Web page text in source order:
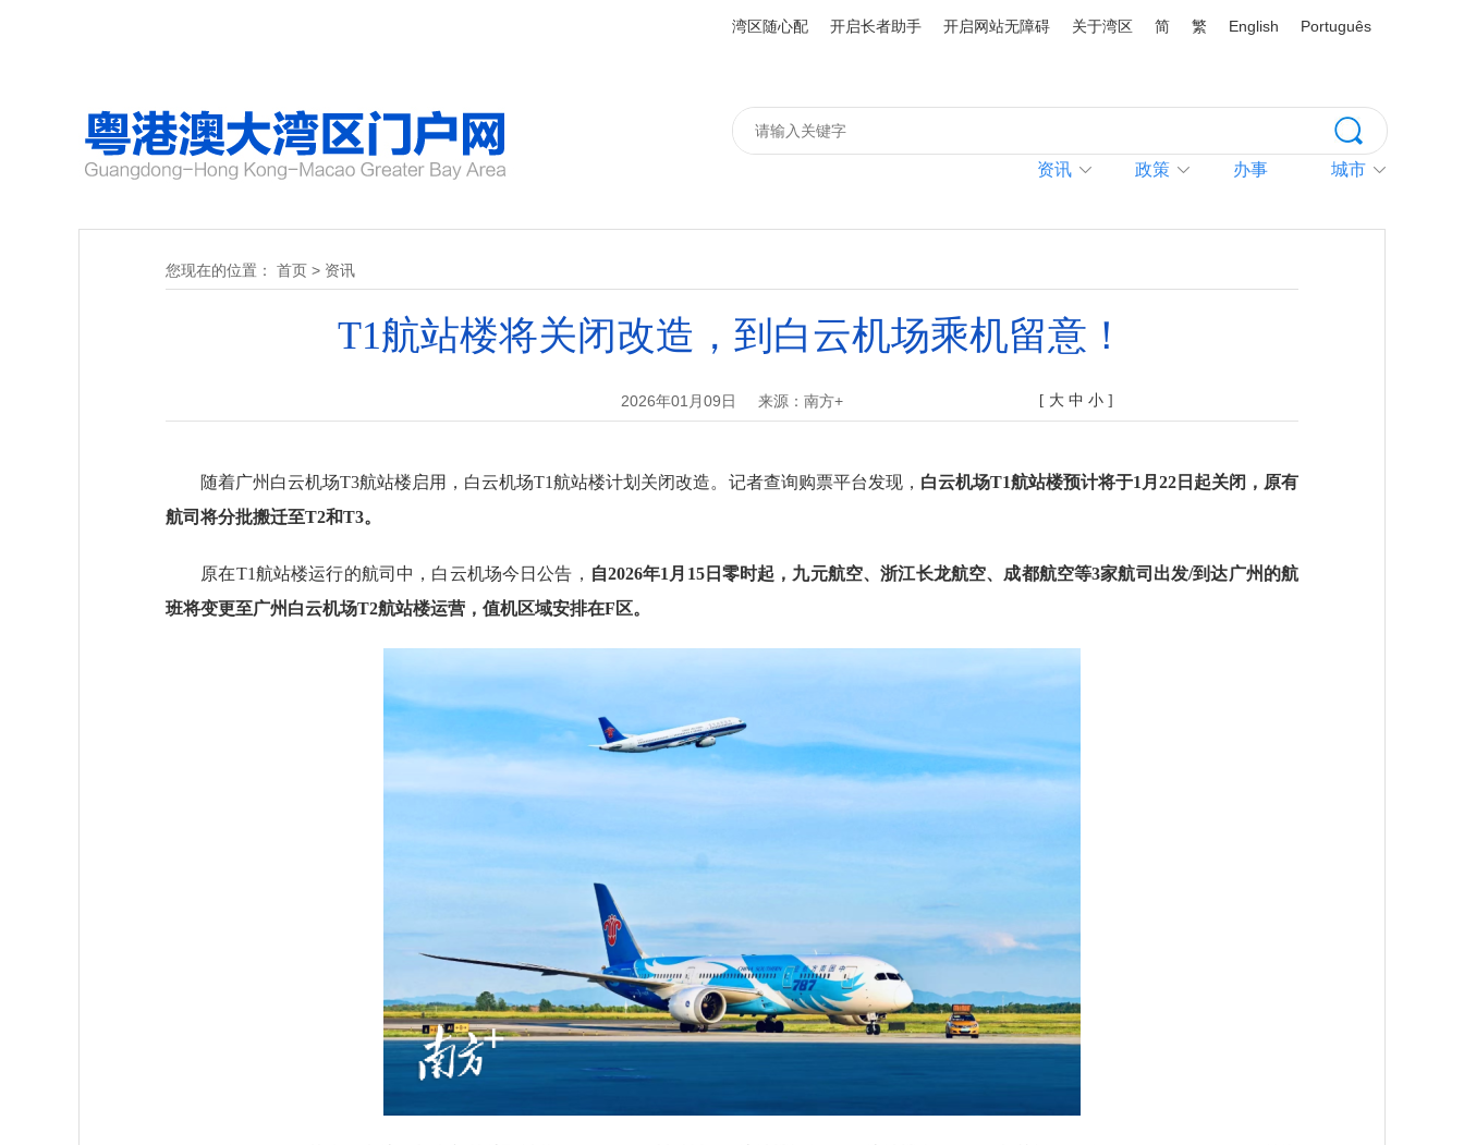
湾区随心配 开启长者助手 开启网站无障碍 关于湾区 简 繁 English Português
资讯 政策 办事 城市
您现在的位置： 首页 > 资讯
T1航站楼将关闭改造，到白云机场乘机留意！
2026年01月09日 来源：南方+ [ 大 中 小 ]
随着广州白云机场T3航站楼启用，白云机场T1航站楼计划关闭改造。记者查询购票平台发现， 白云机场T1航站楼预计将于1月22日起关闭，原有
航司将分批搬迁至T2和T3。
原在T1航站楼运行的航司中，白云机场今日公告， 自2026年1月15日零时起，九元航空、浙江长龙航空、成都航空等3家航司出发/到达广州的航
班将变更至广州白云机场T2航站楼运营，值机区域安排在F区。